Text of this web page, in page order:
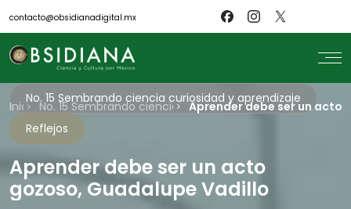
contacto@obsidianadigital.mx
search
Inicio
Nosotros
Revistas
Científicos
Blog
Biblioteca
InicioNo. 15 Sembrando ciencia curiosidad y aprendizaje
Aprender debe ser un acto
No. 15 Sembrando ciencia curiosidad y aprendizaje
Reflejos
Aprender debe ser un acto
gozoso, Guadalupe Vadillo